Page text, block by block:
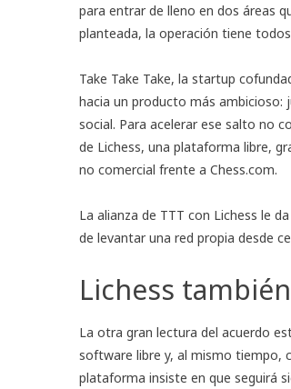
para entrar de lleno en dos áreas
planteada, la operación tiene
Take Take Take, la startup
hacia un producto más ambicioso:
social. Para acelerar ese salto no
de Lichess, una plataforma libre,
no comercial frente a Chess.com.
La alianza de TTT con Lichess le
de levantar una red propia desde
Lichess
La otra gran lectura del acuerdo
software libre y, al mismo tiempo,
plataforma insiste en que seguirá